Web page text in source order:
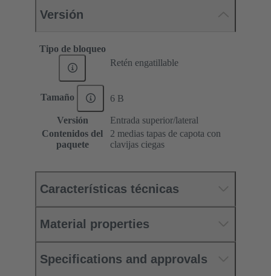
Versión
Tipo de bloqueo
Retén engatillable
Tamaño 6 B
Versión
Entrada superior/lateral
Contenidos del
paquete
2 medias tapas de capota con
clavijas ciegas
Características técnicas
Material properties
Specifications and approvals